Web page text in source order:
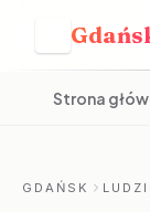
Strona
GDAŃSK